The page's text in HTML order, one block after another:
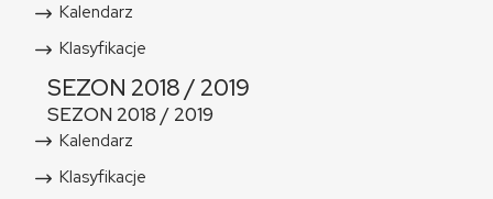
Kalendarz
Klasyfikacje
SEZON 2018 / 2019
SEZON 2018 / 2019
Kalendarz
Klasyfikacje